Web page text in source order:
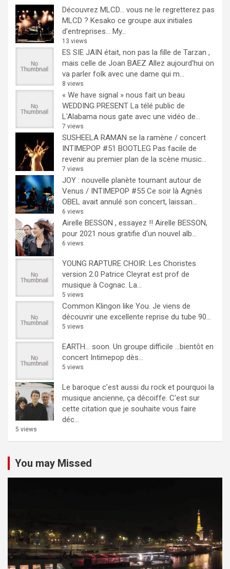
Découvrez MLCD… vous ne le regretterez pas
MLCD ? Kesako ce groupe aux initiales
d’entreprises… My...
13 views
ES SIE JAIN était, non pas la fille de Tarzan ,
mais celle de Joan BAEZ Allez aujourd'hui on
va parler folk avec une dame qui m...
8 views
« We have signal » nous fait un beau
WEDDING PRESENT La télé public de
L'Alabama nous gate avec une vidéo de...
7 views
SUSHEELA RAMAN se la ramène / concert
INTIMEPOP #51 BOOTLEG Pas facile de
revenir au premier plan de la scène music...
7 views
JOY : nouvelle planète tournant autour de
Venus / INTIMEPOP #55 Ce soir là Agnès
OBEL avait annulé son concert, laissan...
6 views
Airelle BESSON , essayez !! Airelle BESSON,
pour 2021 nous gratifie d'un nouvel alb...
6 views
YOUNG RAPTURE CHOIR: Les Choristes
version 2.0 Patrice Cleyrat est prof de
musique à Cognac. La...
5 views
Common Klingon like You. Je viens de
découvrir une excellente reprise du tube 90...
5 views
EARTH… soon. Un groupe difficile ...bientôt en
concert Intimepop dès...
5 views
Le baroque c’est aussi du rock et pourquoi la
musique ancienne, ça décoiffe. C'est sur
cette citation que je souhaite vous faire
déc...
5 views
You may Missed